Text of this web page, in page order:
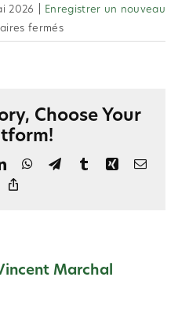
2026
Enregistrer un nouveau
ferméssur
2.36
enregistrer
nouveau
Choose Your
LinkedInWhatsApp
TelegramTumblrXingEmail
Marchal